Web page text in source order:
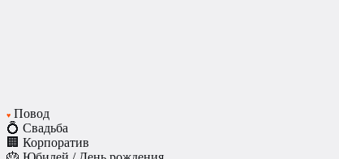
♥ Повод
💍 Свадьба
🏢 Корпоратив